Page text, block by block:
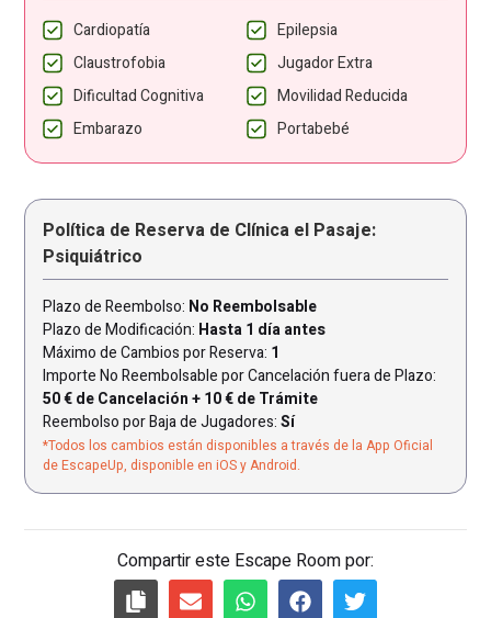
Cardiopatía
Epilepsia
Claustrofobia
Jugador Extra
Dificultad Cognitiva
Movilidad Reducida
Embarazo
Portabebé
Política de Reserva de Clínica el Pasaje:
Psiquiátrico
Plazo de Reembolso: No Reembolsable
Plazo de Modificación: Hasta 1 día antes
Máximo de Cambios por Reserva: 1
Importe No Reembolsable por Cancelación fuera de Plazo:
50 € de Cancelación + 10 € de Trámite
Reembolso por Baja de Jugadores: Sí
*Todos los cambios están disponibles a través de la App Oficial
de EscapeUp, disponible en iOS y Android.
Compartir este Escape Room por: